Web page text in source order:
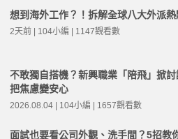
想到海外工作？！拆解全球八大外派熱
2天前 | 104小編 | 1147觀看數
不敢獨自搭機？新興職業「陪飛」掀討
把焦慮變安心
2026.08.04 | 104小編 | 1657觀看數
面試也要看公司外觀、洗手間？5招教